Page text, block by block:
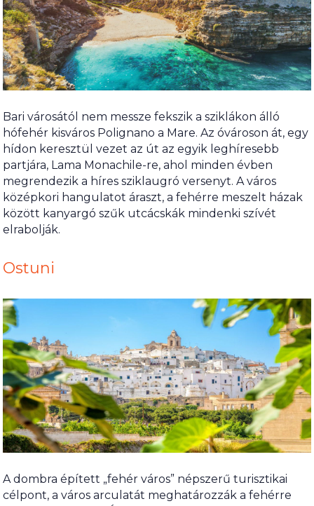
Bari városától nem messze fekszik a sziklákon álló
hófehér kisváros Polignano a Mare. Az óvároson át, egy
hídon keresztül vezet az út az egyik leghíresebb
partjára, Lama Monachile-re, ahol minden évben
megrendezik a híres sziklaugró versenyt. A város
középkori hangulatot áraszt, a fehérre meszelt házak
között kanyargó szűk utcácskák mindenki szívét
elrabolják.
Ostuni
A dombra épített „fehér város” népszerű turisztikai
célpont, a város arculatát meghatározzák a fehérre